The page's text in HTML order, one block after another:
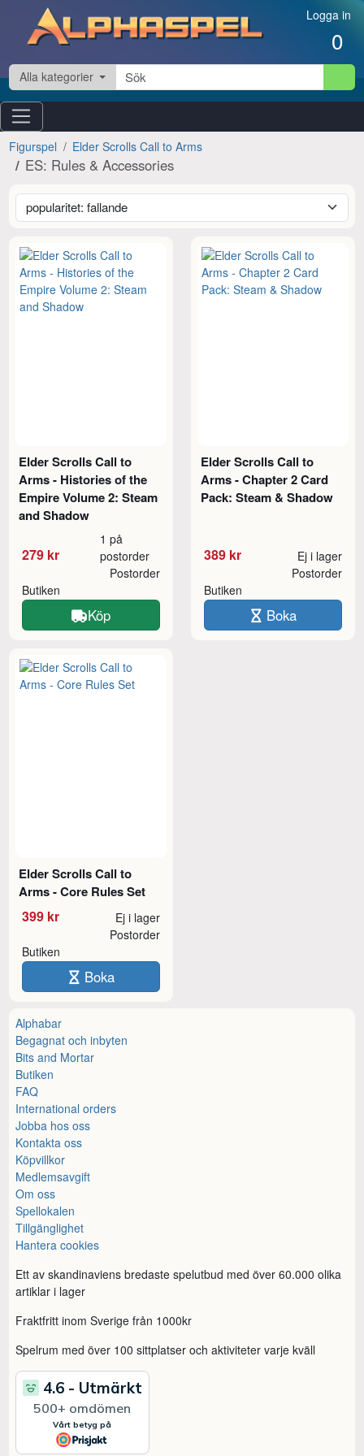
Hoppa till innehåll Logga in
0
Alla kategorier
Figurspel Elder Scrolls Call to Arms
ES: Rules & Accessories
Elder Scrolls Call to
Arms - Histories of the
Empire Volume 2: Steam
and Shadow
279 kr
1 på
postorder
Butiken
Postorder
Köp
Elder Scrolls Call to
Arms - Chapter 2 Card
Pack: Steam & Shadow
389 kr Ej i lager
Butiken
Postorder
Boka
Elder Scrolls Call to
Arms - Core Rules Set
399 kr Ej i lager
Butiken
Postorder
Boka
Alphabar
Begagnat och inbyten
Bits and Mortar
Butiken
FAQ
International orders
Jobba hos oss
Kontakta oss
Köpvillkor
Medlemsavgift
Om oss
Spellokalen
Tillgänglighet
Hantera cookies
Ett av skandinaviens bredaste spelutbud med över 60.000 olika
artiklar i lager
Fraktfritt inom Sverige från 1000kr
Spelrum med över 100 sittplatser och aktiviteter varje kväll